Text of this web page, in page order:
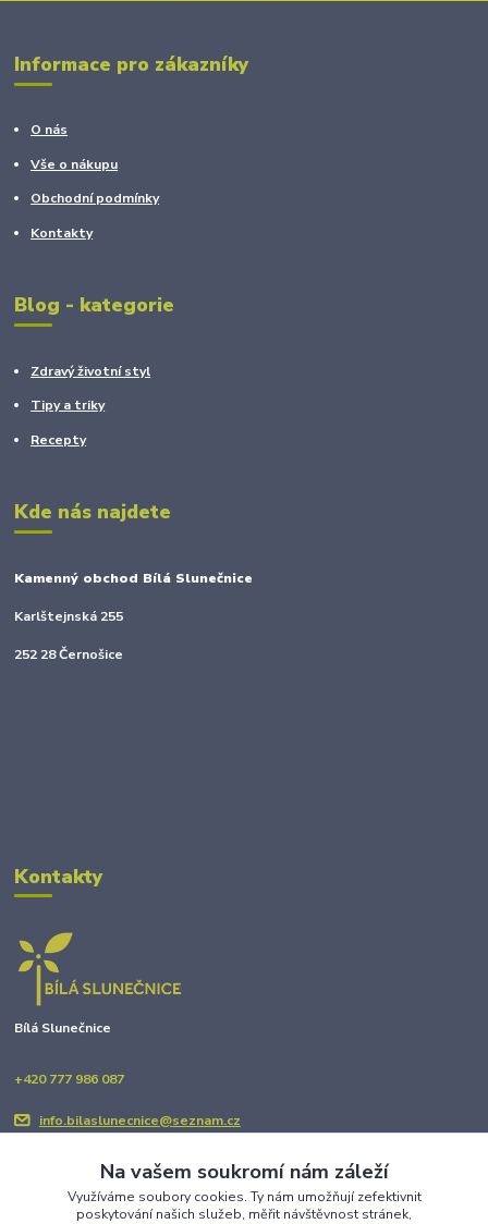
Informace pro zákazníky
O nás
Vše o nákupu
Obchodní podmínky
Kontakty
Blog - kategorie
Zdravý životní styl
Tipy a triky
Recepty
Kde nás najdete
Kamenný obchod Bílá Slunečnice
Karlštejnská 255
252 28 Černošice
Kontakty
Bílá Slunečnice
+420 777 986 087
info.bilaslunecnice@seznam.cz
Na vašem soukromí nám záleží
Využíváme soubory cookies. Ty nám umožňují zefektivnit
poskytování našich služeb, měřit návštěvnost stránek,